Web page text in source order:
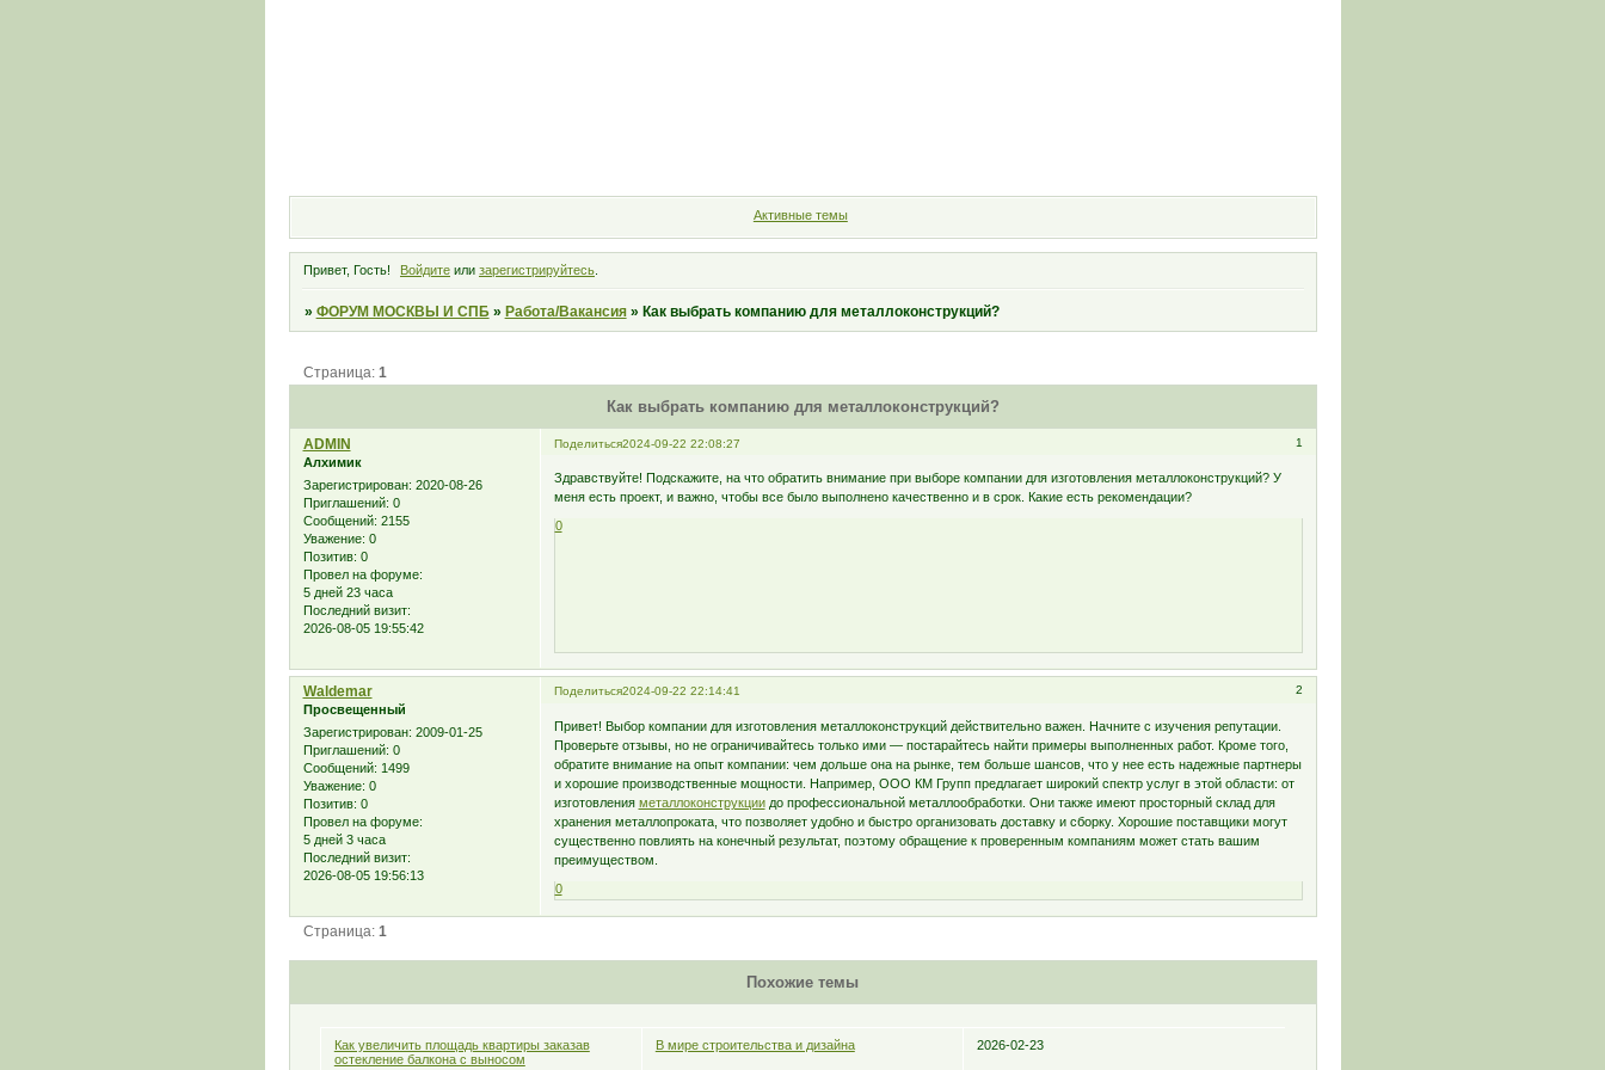
Активные темы
Привет, Гость! Войдите или зарегистрируйтесь.
» ФОРУМ МОСКВЫ И СПБ » Работа/Вакансия » Как выбрать компанию для металлоконструкций?
Как выбрать компанию для металлоконструкций?
Страница: 1
Поделиться 1
2024-09-22 22:08:27
ADMIN
Алхимик
Зарегистрирован: 2020-08-26
Приглашений: 0
Сообщений: 2155
Уважение: 0
Позитив: 0
Провел на форуме:
5 дней 23 часа
Последний визит:
2026-08-05 19:55:42
Здравствуйте! Подскажите, на что обратить внимание при выборе компании для изготовления металлоконструкций? У
меня есть проект, и важно, чтобы все было выполнено качественно и в срок. Какие есть рекомендации?
0
Поделиться 2
2024-09-22 22:14:41
Waldemar
Просвещенный
Зарегистрирован: 2009-01-25
Приглашений: 0
Сообщений: 1499
Уважение: 0
Позитив: 0
Провел на форуме:
5 дней 3 часа
Последний визит:
2026-08-05 19:56:13
Привет! Выбор компании для изготовления металлоконструкций действительно важен. Начните с изучения репутации.
Проверьте отзывы, но не ограничивайтесь только ими — постарайтесь найти примеры выполненных работ. Кроме того,
обратите внимание на опыт компании: чем дольше она на рынке, тем больше шансов, что у нее есть надежные партнеры
и хорошие производственные мощности. Например, ООО КМ Групп предлагает широкий спектр услуг в этой области: от
изготовления металлоконструкциидо профессиональной металлообработки. Они также имеют просторный склад для
хранения металлопроката, что позволяет удобно и быстро организовать доставку и сборку. Хорошие поставщики могут
существенно повлиять на конечный результат, поэтому обращение к проверенным компаниям может стать вашим
преимуществом.
0
Страница: 1
Похожие темы
Как увеличить площадь квартиры заказав
остекление балкона с выносом
В мире строительства и дизайна 2026-02-23